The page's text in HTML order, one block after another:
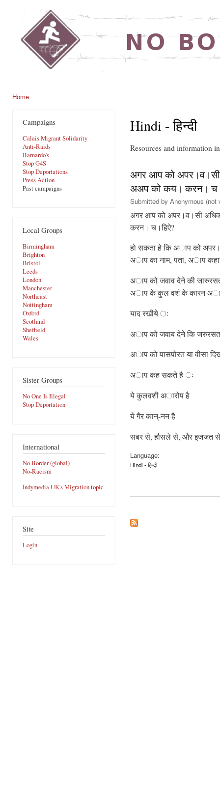
noborders.org.uk
Home
Campaigns
Calais Migrant Solidarity
Anti-Raids
Barnardo's
Stop G4S
Stop Deportations
Press Action
Past campaigns
Local Groups
Birmingham
Brighton
Bristol
Leeds
London
Manchester
Northeast
Nottingham
Oxford
Scotland
Sheffield
Wales
Sister Groups
No One Is Illegal
Stop Deportation
International
No Border (global)
No-Racism
Indymedia UK's Migration topic
Site
Login
Hindi - हिन्दी
Resources and information
अगर आप को
अअप को कय। करन।
Submitted by Anonymous (not
अगर आप को अपर।व।सी
करन। च।हिऐ?
हो सकता हे कि अाप को
अाप का नाम, पता, अाप
अाप को जवाव देने की
अाप के कुल वशं के कारन
याद रखीये ः
अाप को जवाब देने कि जरुरसत
अाप को पासपोरत या वीसा
अाप कह सकते है ः
ये कुलवशी अारोप है
ये गैर कान्-नन है
सबर से, हौसले से, और इजजत
Language:
Hindi - हिन्दी